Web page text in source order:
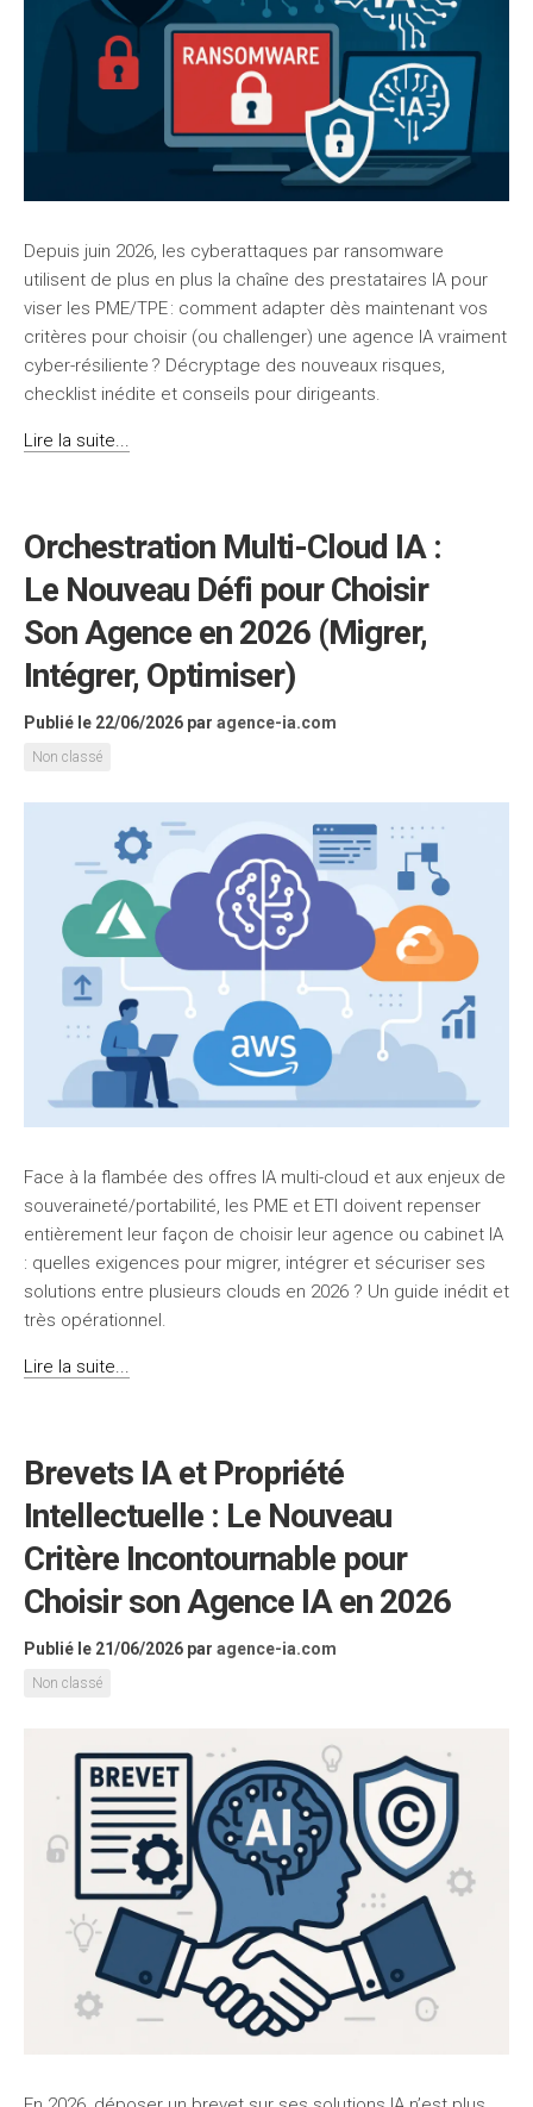
Depuis juin 2026, les cyberattaques par ransomware
utilisent de plus en plus la chaîne des prestataires IA pour
viser les PME/TPE : comment adapter dès maintenant vos
critères pour choisir (ou challenger) une agence IA vraiment
cyber-résiliente ? Décryptage des nouveaux risques,
checklist inédite et conseils pour dirigeants.
Lire la suite...
Orchestration Multi-Cloud IA :
Le Nouveau Défi pour Choisir
Son Agence en 2026 (Migrer,
Intégrer, Optimiser)
Publié le 22/06/2026 par agence-ia.com
Non classé
Face à la flambée des offres IA multi-cloud et aux enjeux de
souveraineté/portabilité, les PME et ETI doivent repenser
entièrement leur façon de choisir leur agence ou cabinet IA
: quelles exigences pour migrer, intégrer et sécuriser ses
solutions entre plusieurs clouds en 2026 ? Un guide inédit et
très opérationnel.
Lire la suite...
Brevets IA et Propriété
Intellectuelle : Le Nouveau
Critère Incontournable pour
Choisir son Agence IA en 2026
Publié le 21/06/2026 par agence-ia.com
Non classé